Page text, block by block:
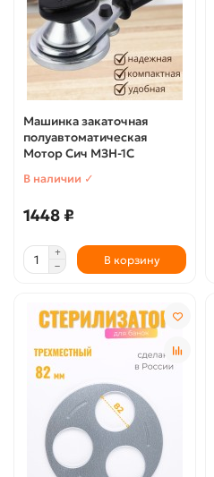
Машинка закаточная
полуавтоматическая
Мотор Сич МЗН-1С
В наличии ✓
1448 ₽
В корзину